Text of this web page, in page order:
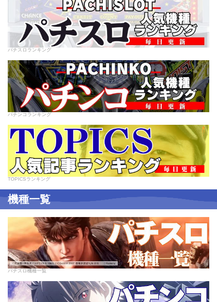
パチスロランキング
パチンコランキング
TOPICSランキング
機種一覧
パチスロ機種一覧